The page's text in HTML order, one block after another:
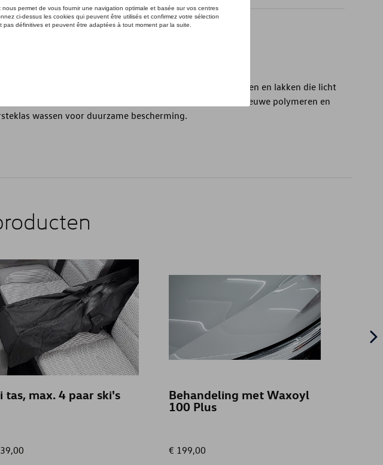
aan te brengen. Reinigt en beschermt nieuwe lakken en lakken die licht
het weer zijn aangetast in één enkele bewerking. Bevat nieuwe polymeren en
wassen voor duurzame bescherming.
tas, max. 4 paar ski's
Behandeling met Waxoyl
100 Plus
€ 199,00